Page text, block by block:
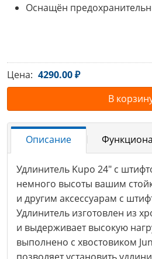
Оснащён
Цена: 4290.00 ₽
В
Описание
Удлинитель Kupo 24" с
немного высоты вашим
и другим аксессуарам с
Удлинитель изготовлен из
и выдерживает высокую
выполнено с хвостовиком